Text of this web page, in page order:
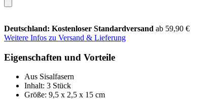
Deutschland: Kostenloser Standardversand ab 59,90 €
Weitere Infos zu Versand & Lieferung
Eigenschaften und Vorteile
Aus Sisalfasern
Inhalt: 3 Stück
Größe: 9,5 x 2,5 x 15 cm